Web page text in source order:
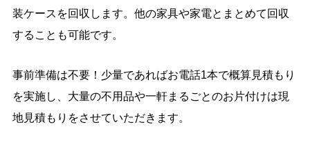
装ケースを回収します。他の家具や家電とまとめて回収
することも可能です。
事前準備は不要！少量であればお電話1本で概算見積もり
を実施し、大量の不用品や一軒まるごとのお片付けは現
地見積もりをさせていただきます。